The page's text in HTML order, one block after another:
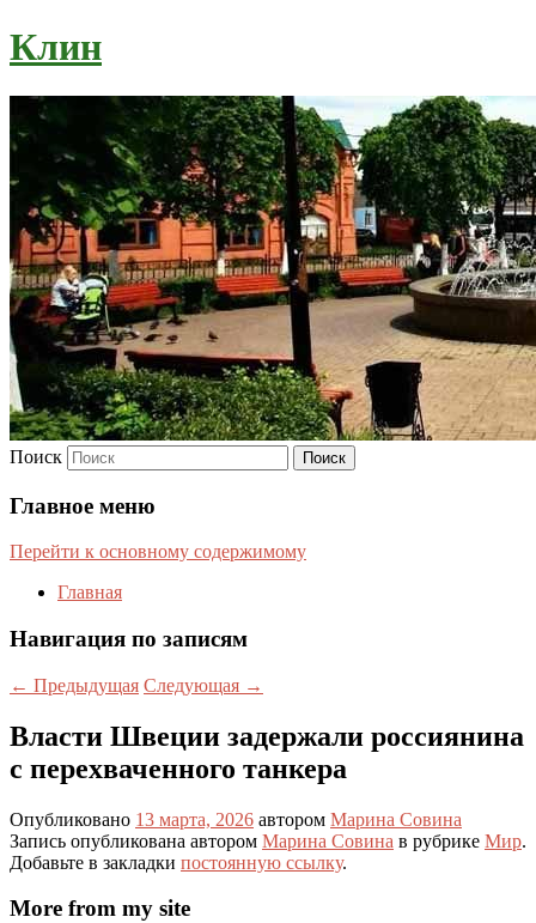
Клин
Поиск
Главное меню
Перейти к основному содержимому
Главная
Навигация по записям
← Предыдущая Следующая →
Власти Швеции задержали россиянина
с перехваченного танкера
Опубликовано 13 марта, 2026 автором Марина Совина
Запись опубликована автором Марина Совина в рубрике Мир.
Добавьте в закладки постоянную ссылку.
More from my site